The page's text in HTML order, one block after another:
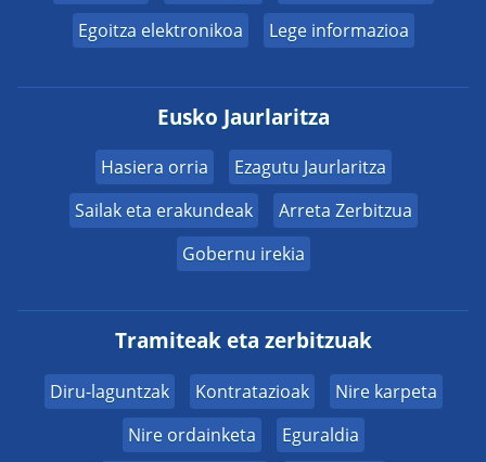
Egoitza elektronikoa
Lege informazioa
Eusko Jaurlaritza
Hasiera orria
Ezagutu Jaurlaritza
Sailak eta erakundeak
Arreta Zerbitzua
Gobernu irekia
Tramiteak eta zerbitzuak
Diru-laguntzak Kontratazioak
Nire karpeta
Nire ordainketa
Eguraldia